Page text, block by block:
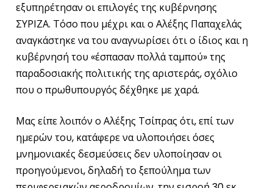
εξυπηρέτησαν οι επιλογές της κυβέρνησης
ΣΥΡΙΖΑ. Τόσο που μέχρι και ο Αλέξης Παπαχελάς
αναγκάστηκε να του αναγνωρίσει ότι ο ίδιος και η
κυβέρνησή του «έσπασαν πολλά ταμπού» της
παραδοσιακής πολιτικής της αριστεράς, σχόλιο
που ο πρωθυπουργός δέχθηκε με χαρά.
Μας είπε λοιπόν ο Αλέξης Τσίπρας ότι, επί των
ημερών του, κατάφερε να υλοποιήσει όσες
μνημονιακές δεσμεύσεις δεν υλοποίησαν οι
προηγούμενοι, δηλαδή το ξεπούλημα των